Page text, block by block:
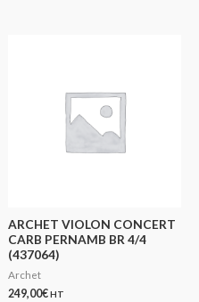
ARCHET VIOLON CONCERT
CARB PERNAMB BR 4/4
(437064)
Archet
249,00€HT